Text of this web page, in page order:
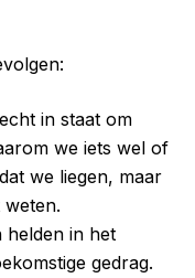
in staat om
we iets wel of
we liegen, maar
helden in het
gedrag.